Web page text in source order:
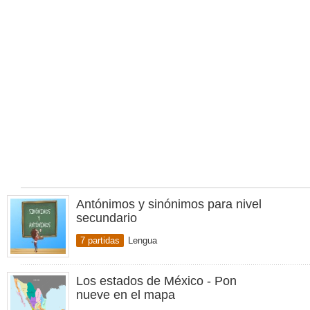
Antónimos y sinónimos para nivel
secundario
7 partidas Lengua
Los estados de México - Pon
nueve en el mapa